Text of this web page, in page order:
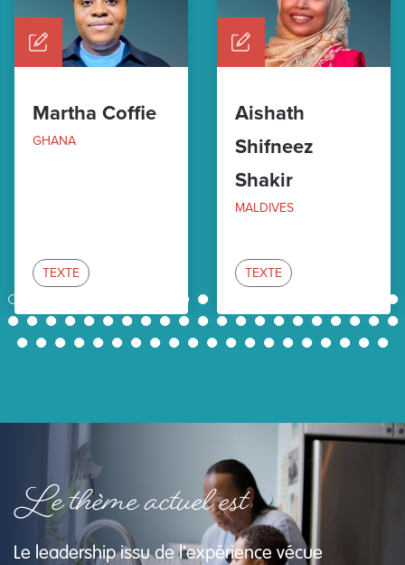
Martha Coffie
GHANA
TEXTE
Aishath
Shifneez
Shakir
MALDIVES
TEXTE
1 10 11
21
22
23 24 25 26 27 28 29 30 31 32 33 34 35 36 37 38 39 40 41
42
43
44 45 46 47 48 49 50 51 52 53 54 55 56 57 58 59 60 61 62
Le thème actuel est
Le leadership issu de l'expérience vécue